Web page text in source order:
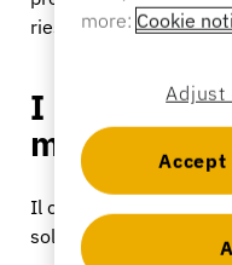
riescono affatto a
I danni che
misurando
Il calo viene misurato.
solito non vengono
more: Cookie
Adjust